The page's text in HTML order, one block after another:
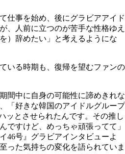
仕事を始め、後にグラビアアイド
、人前に立つのが苦手な性格ゆえ
）辞めたい」と考えるようにな
いる時期も、復帰を望むファンの
間中に自身の可能性に諦めきれな
「好きな韓国のアイドルグループ
ッとさせられたんです。その推し
ですけど、めっちゃ頑張ってて」
46号』グラビアインタビューよ
った気持ちの変化を語られていま